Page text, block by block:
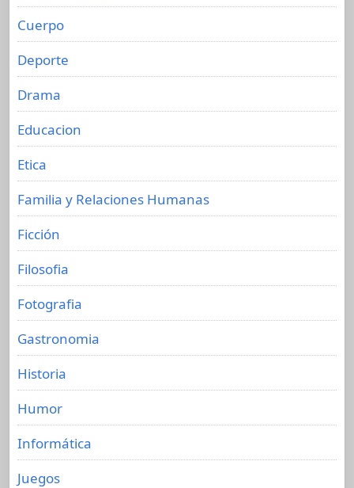
Cuerpo
Deporte
Drama
Educacion
Etica
Familia y Relaciones Humanas
Ficción
Filosofia
Fotografia
Gastronomia
Historia
Humor
Informática
Juegos